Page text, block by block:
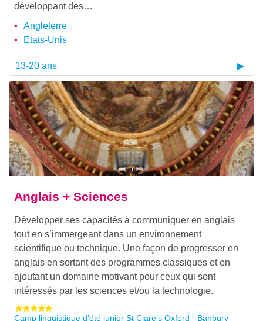
développant des…
Angleterre
Etats-Unis
13-20 ans
Anglais + Sciences
Développer ses capacités à communiquer en anglais
tout en s’immergeant dans un environnement
scientifique ou technique. Une façon de progresser en
anglais en sortant des programmes classiques et en
ajoutant un domaine motivant pour ceux qui sont
intéressés par les sciences et/ou la technologie.
Camp linguistique d’été junior St Clare’s Oxford - Banbury